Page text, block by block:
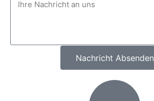
Nachricht Absenden